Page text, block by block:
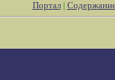
Портал|